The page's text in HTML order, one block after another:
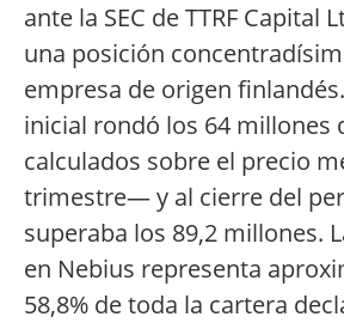
ante la SEC de TTRF Capital
una posición
empresa de origen
inicial rondó los 64
calculados sobre el precio
trimestre— y al cierre del
superaba los 89,2 millones.
en Nebius representa
58,8% de toda la cartera